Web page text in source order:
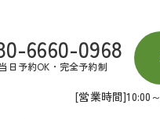
6660-0968
当日予約OK・完全予約制
[営業時間]10:00